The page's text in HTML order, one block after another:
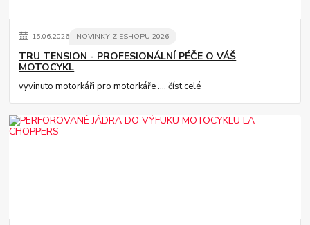
15.06.2026 NOVINKY Z ESHOPU 2026
TRU TENSION - PROFESIONÁLNÍ PÉČE O VÁŠ
MOTOCYKL
vyvinuto motorkáři pro motorkáře ....číst celé